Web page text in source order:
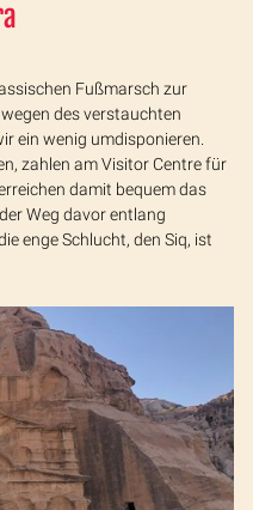
Fußmarsch zur
des verstauchten
ein wenig umdisponieren.
zahlen am Visitor Centre für
damit bequem das
Weg davor entlang
enge Schlucht, den Siq, ist